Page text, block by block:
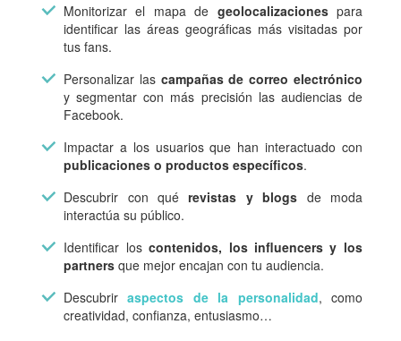
Monitorizar el mapa de geolocalizaciones para
identificar las áreas geográficas más visitadas por
tus fans.
Personalizar las campañas de correo electrónico
y segmentar con más precisión las audiencias de
Facebook.
Impactar a los usuarios que han interactuado con
publicaciones o productos específicos.
Descubrir con quérevistas y blogs de moda
interactúa su público.
Identificar loscontenidos, los influencers y los
partners que mejor encajan con tu audiencia.
Descubriraspectos de la personalidad, como
creatividad, confianza, entusiasmo…